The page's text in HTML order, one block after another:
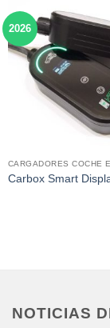
2026
CARGADORES COCHE
Carbox Smart
NOTICIAS